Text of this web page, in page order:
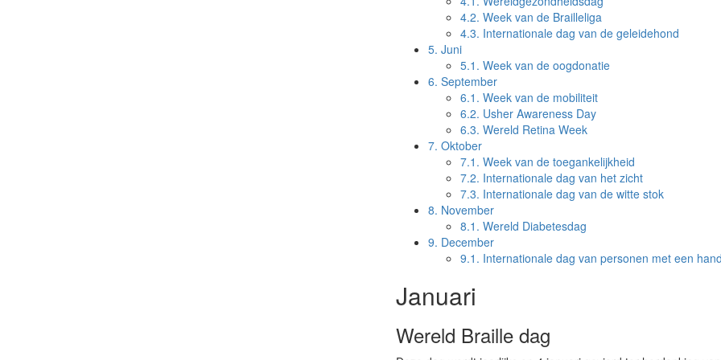
4.2. Week van de Brailleliga
4.3. Internationale dag van de geleidehond
5. Juni
5.1. Week van de oogdonatie
6. September
6.1. Week van de mobiliteit
6.2. Usher Awareness Day
6.3. Wereld Retina Week
7. Oktober
7.1. Week van de toegankelijkheid
7.2. Internationale dag van het zicht
7.3. Internationale dag van de witte stok
8. November
8.1. Wereld Diabetesdag
9. December
9.1. Internationale dag van personen met een
Januari
Wereld Braille dag